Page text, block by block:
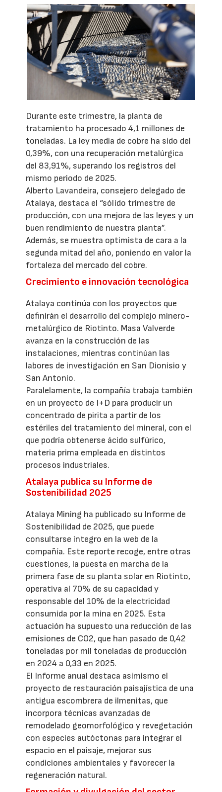
Durante este trimestre, la planta de
tratamiento ha procesado 4,1 millones de
toneladas. La ley media de cobre ha sido del
0,39%, con una recuperación metalúrgica
del 83,91%, superando los registros del
mismo periodo de 2025.
Alberto Lavandeira, consejero delegado de
Atalaya, destaca el “sólido trimestre de
producción, con una mejora de las leyes y un
buen rendimiento de nuestra planta”.
Además, se muestra optimista de cara a la
segunda mitad del año, poniendo en valor la
fortaleza del mercado del cobre.
Crecimiento e innovación tecnológica
Atalaya continúa con los proyectos que
definirán el desarrollo del complejo minero-
metalúrgico de Riotinto. Masa Valverde
avanza en la construcción de las
instalaciones, mientras continúan las
labores de investigación en San Dionisio y
San Antonio.
Paralelamente, la compañía trabaja también
en un proyecto de I+D para producir un
concentrado de pirita a partir de los
estériles del tratamiento del mineral, con el
que podría obtenerse ácido sulfúrico,
materia prima empleada en distintos
procesos industriales.
Atalaya publica su Informe de
Sostenibilidad 2025
Atalaya Mining ha publicado su Informe de
Sostenibilidad de 2025, que puede
consultarse íntegro en la web de la
compañía. Este reporte recoge, entre otras
cuestiones, la puesta en marcha de la
primera fase de su planta solar en Riotinto,
operativa al 70% de su capacidad y
responsable del 10% de la electricidad
consumida por la mina en 2025. Esta
actuación ha supuesto una reducción de las
emisiones de CO2, que han pasado de 0,42
toneladas por mil toneladas de producción
en 2024 a 0,33 en 2025.
El Informe anual destaca asimismo el
proyecto de restauración paisajística de una
antigua escombrera de ilmenitas, que
incorpora técnicas avanzadas de
remodelado geomorfológico y revegetación
con especies autóctonas para integrar el
espacio en el paisaje, mejorar sus
condiciones ambientales y favorecer la
regeneración natural.